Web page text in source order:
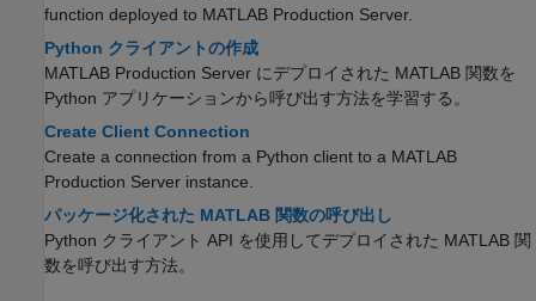
function deployed to MATLAB Production Server.
Python クライアントの作成
MATLAB Production Server にデプロイされた MATLAB 関数を
Python アプリケーションから呼び出す方法を学習する。
Create Client Connection
Create a connection from a Python client to a MATLAB
Production Server instance.
パッケージ化された MATLAB 関数の呼び出し
Python クライアント API を使用してデプロイされた MATLAB 関
数を呼び出す方法。